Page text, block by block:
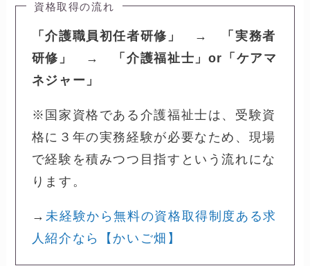
資格取得の流れ
「介護職員初任者研修」 → 「実務者
研修」 → 「介護福祉士」or「ケアマ
ネジャー」
※国家資格である介護福祉士は、受験資
格に３年の実務経験が必要なため、現場
で経験を積みつつ目指すという流れにな
ります。
→ 未経験から無料の資格取得制度ある求
人紹介なら【かいご畑】